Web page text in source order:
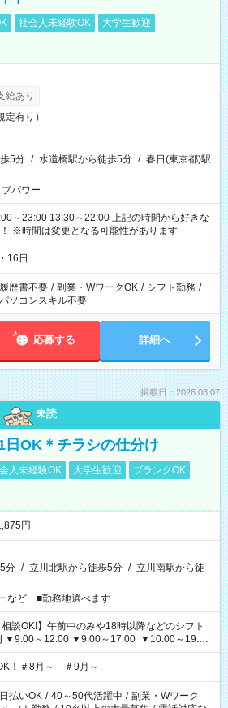
社会人未経験OK
大学生歓迎
給あり
定有り）
5分 / 水道橋駅から徒歩5分 / 春日(東京都)駅
パワー
13:30～22:00 上記の時間から好きな
※時間は変更となる可能性があります
16日
履歴書不要 / 副業・WワークOK / シフト勤務 /
パソコンスキル不要
応募する 詳細へ
掲載日：2026.08.07
未読
日OK＊チラシの仕分け
人未経験OK 大学生歓迎
ブランクOK
円
分 / 立川北駅から徒歩5分 / 立川南駅から徒
など ■勤務地選べます
相談OK!】午前中のみや18時以降などのシフト
▼9:00～12:00 ▼9:00～17:00 ▼10:00～19:00
！＃8月～ ＃9月～
日払いOK / 40～50代活躍中 / 副業・Wワーク